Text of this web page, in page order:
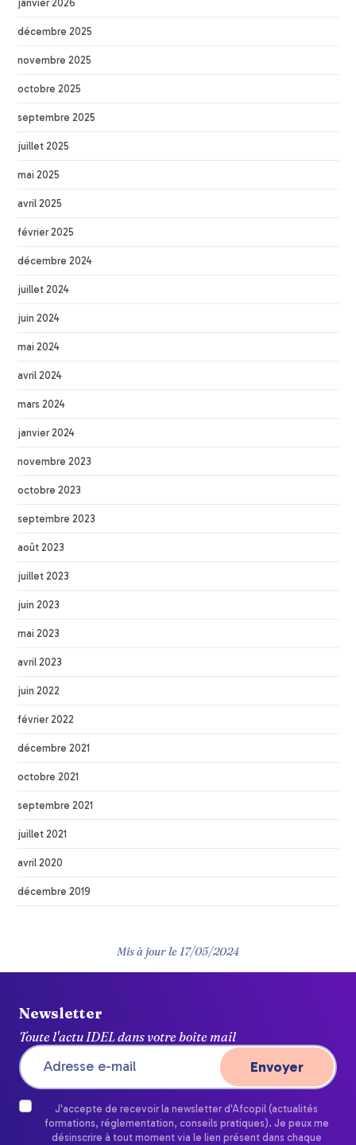
janvier 2026
décembre 2025
novembre 2025
octobre 2025
septembre 2025
juillet 2025
mai 2025
avril 2025
février 2025
décembre 2024
juillet 2024
juin 2024
mai 2024
avril 2024
mars 2024
janvier 2024
novembre 2023
octobre 2023
septembre 2023
août 2023
juillet 2023
juin 2023
mai 2023
avril 2023
juin 2022
février 2022
décembre 2021
octobre 2021
septembre 2021
juillet 2021
avril 2020
décembre 2019
Mis à jour le17/05/2024
Newsletter
Toute l'actu IDEL dans votre boîte mail
J'accepte de recevoir la newsletter d'Afcopil (actualités
formations, réglementation, conseils pratiques). Je peux me
désinscrire à tout moment via le lien présent dans chaque